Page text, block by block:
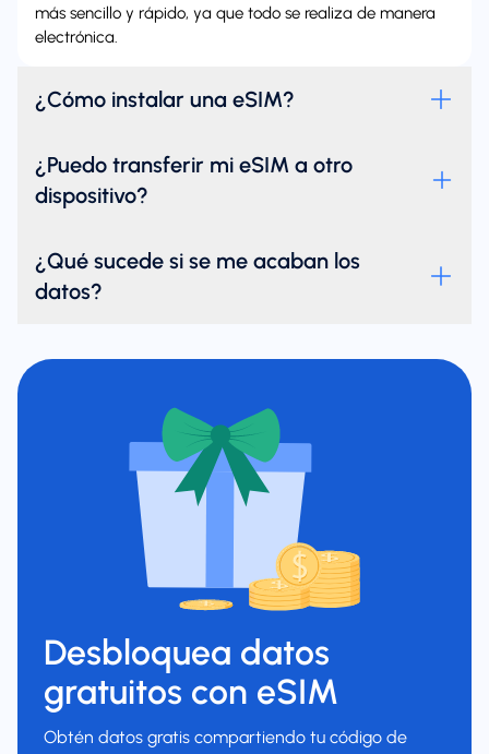
más sencillo y rápido, ya que todo se realiza de manera
electrónica.
¿Cómo instalar una eSIM?
¿Puedo transferir mi eSIM a otro
dispositivo?
¿Qué sucede si se me acaban los
datos?
Desbloquea datos
gratuitos con eSIM
Obtén datos gratis compartiendo tu código de